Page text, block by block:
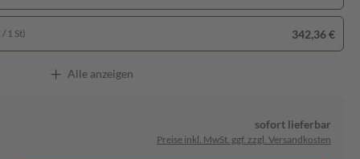
1 St) 342,36 €
Alle anzeigen
sofort lieferbar
Preise inkl. MwSt. ggf. zzgl. Versandkosten